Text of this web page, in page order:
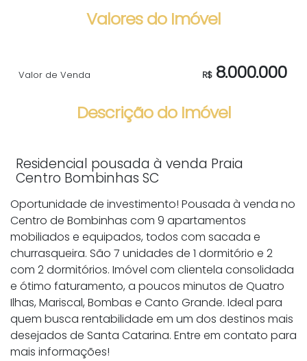
Valores do Imóvel
R$8.000.000
Valor de Venda
Descrição do Imóvel
Residencial pousada à venda Praia
Centro Bombinhas SC
Oportunidade de investimento! Pousada à venda no
Centro de Bombinhas com 9 apartamentos
mobiliados e equipados, todos com sacada e
churrasqueira. São 7 unidades de 1 dormitório e 2
com 2 dormitórios. Imóvel com clientela consolidada
e ótimo faturamento, a poucos minutos de Quatro
Ilhas, Mariscal, Bombas e Canto Grande. Ideal para
quem busca rentabilidade em um dos destinos mais
desejados de Santa Catarina. Entre em contato para
mais informações!